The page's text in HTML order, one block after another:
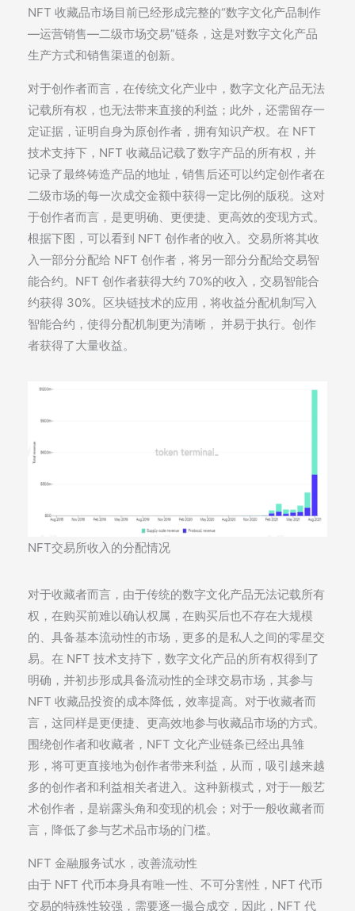
NFT 收藏品市场目前已经形成完整的“数字文化产品制作
—运营销售—二级市场交易”链条，这是对数字文化产品
生产方式和销售渠道的创新。
对于创作者而言，在传统文化产业中，数字文化产品无法
记载所有权，也无法带来直接的利益；此外，还需留存一
定证据，证明自身为原创作者，拥有知识产权。在 NFT
技术支持下，NFT 收藏品记载了数字产品的所有权，并
记录了最终铸造产品的地址，销售后还可以约定创作者在
二级市场的每一次成交金额中获得一定比例的版税。这对
于创作者而言，是更明确、更便捷、更高效的变现方式。
根据下图，可以看到 NFT 创作者的收入。交易所将其收
入一部分分配给 NFT 创作者，将另一部分分配给交易智
能合约。NFT 创作者获得大约 70%的收入，交易智能合
约获得 30%。区块链技术的应用，将收益分配机制写入
智能合约，使得分配机制更为清晰， 并易于执行。创作
者获得了大量收益。
NFT交易所收入的分配情况
对于收藏者而言，由于传统的数字文化产品无法记载所有
权，在购买前难以确认权属，在购买后也不存在大规模
的、具备基本流动性的市场，更多的是私人之间的零星交
易。在 NFT 技术支持下，数字文化产品的所有权得到了
明确，并初步形成具备流动性的全球交易市场，其参与
NFT 收藏品投资的成本降低，效率提高。对于收藏者而
言，这同样是更便捷、更高效地参与收藏品市场的方式。
围绕创作者和收藏者，NFT 文化产业链条已经出具雏
形，将可更直接地为创作者带来利益，从而，吸引越来越
多的创作者和利益相关者进入。这种新模式，对于一般艺
术创作者，是崭露头角和变现的机会；对于一般收藏者而
言，降低了参与艺术品市场的门槛。
NFT 金融服务试水，改善流动性
由于 NFT 代币本身具有唯一性、不可分割性，NFT 代币
交易的特殊性较强，需要逐一撮合成交，因此，NFT 代